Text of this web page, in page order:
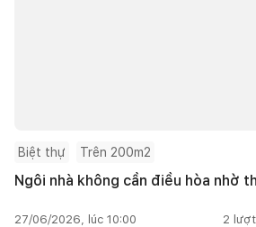
Biệt thự Trên 200m2
Ngôi nhà không cần điều hòa nhờ
27/06/2026, lúc 10:00 2